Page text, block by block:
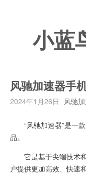
小蓝
风驰加速器手
2024年1月26日 风驰
“风驰加速器”是一款
品。
它是基于尖端技术和
户提供更加高效、快速